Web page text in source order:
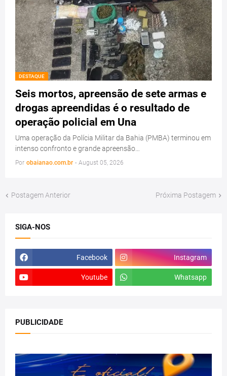
DESTAQUE
Seis mortos, apreensão de sete armas e
drogas apreendidas é o resultado de
operação policial em Una
Uma operação da Polícia Militar da Bahia (PMBA) terminou em
intenso confronto e grande apreensão…
Por obaianao.com.br - August 05, 2026
Postagem Anterior Próxima Postagem
SIGA-NOS
Facebook Instagram
Youtube Whatsapp
PUBLICIDADE